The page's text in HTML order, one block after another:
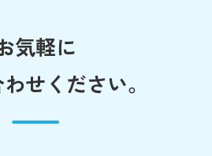
気軽に
せください。